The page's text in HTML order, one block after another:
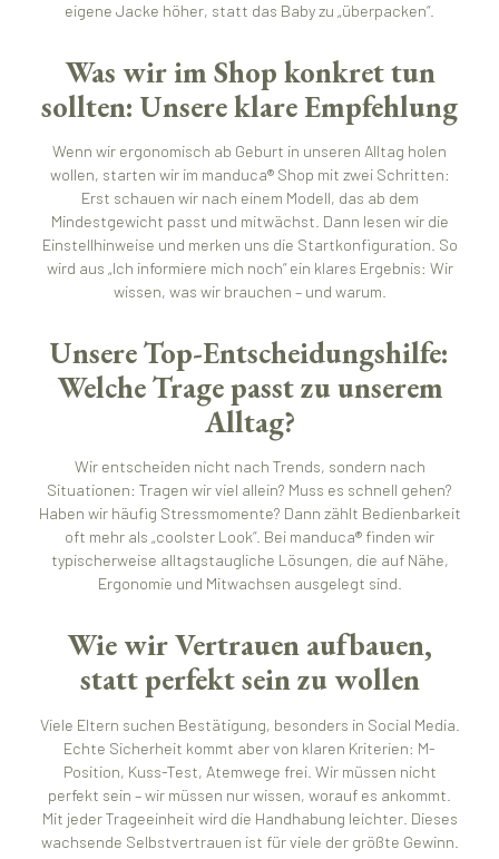
eigene Jacke höher, statt das Baby zu „überpacken“.
Was wir im Shop konkret tun
sollten: Unsere klare Empfehlung
Wenn wir ergonomisch ab Geburt in unseren Alltag holen
wollen, starten wir im manduca® Shop mit zwei Schritten:
Erst schauen wir nach einem Modell, das ab dem
Mindestgewicht passt und mitwächst. Dann lesen wir die
Einstellhinweise und merken uns die Startkonfiguration. So
wird aus „Ich informiere mich noch“ ein klares Ergebnis: Wir
wissen, was wir brauchen – und warum.
Unsere Top-Entscheidungshilfe:
Welche Trage passt zu unserem
Alltag?
Wir entscheiden nicht nach Trends, sondern nach
Situationen: Tragen wir viel allein? Muss es schnell gehen?
Haben wir häufig Stressmomente? Dann zählt Bedienbarkeit
oft mehr als „coolster Look“. Bei manduca® finden wir
typischerweise alltagstaugliche Lösungen, die auf Nähe,
Ergonomie und Mitwachsen ausgelegt sind.
Wie wir Vertrauen aufbauen,
statt perfekt sein zu wollen
Viele Eltern suchen Bestätigung, besonders in Social Media.
Echte Sicherheit kommt aber von klaren Kriterien: M-
Position, Kuss-Test, Atemwege frei. Wir müssen nicht
perfekt sein – wir müssen nur wissen, worauf es ankommt.
Mit jeder Trageeinheit wird die Handhabung leichter. Dieses
wachsende Selbstvertrauen ist für viele der größte Gewinn.